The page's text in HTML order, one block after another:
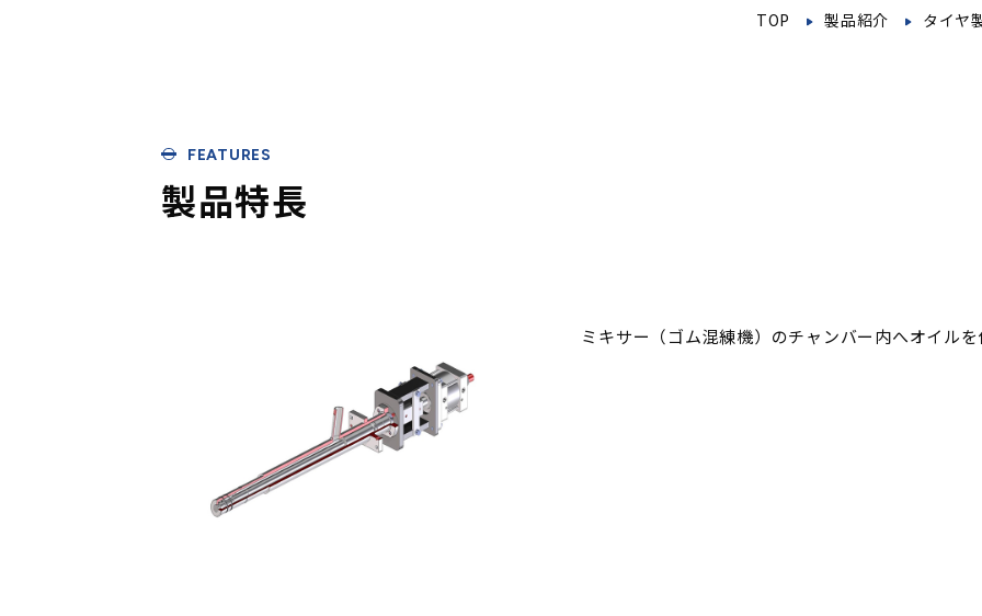
TOP 製品紹介 タイヤ
FEATURES
製品特長
ミキサー（ゴム混練機）のチャンバー内へオイル